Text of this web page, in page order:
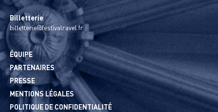
Billetterie
billetterie@festivalravel.fr
ÉQUIPE
PARTENAIRES
PRESSE
MENTIONS LÉGALES
POLITIQUE DE CONFIDENTIALITÉ